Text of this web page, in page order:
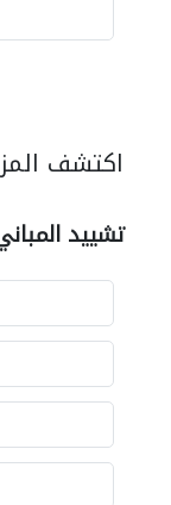
اكتشف
تشييد